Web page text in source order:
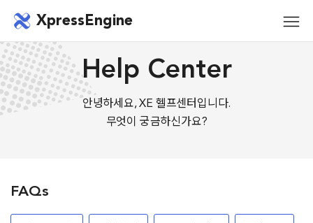
XpressEngine
모바
Help Center
안녕하세요, XE 헬프센터입니다.
무엇이 궁금하신가요?
FAQs